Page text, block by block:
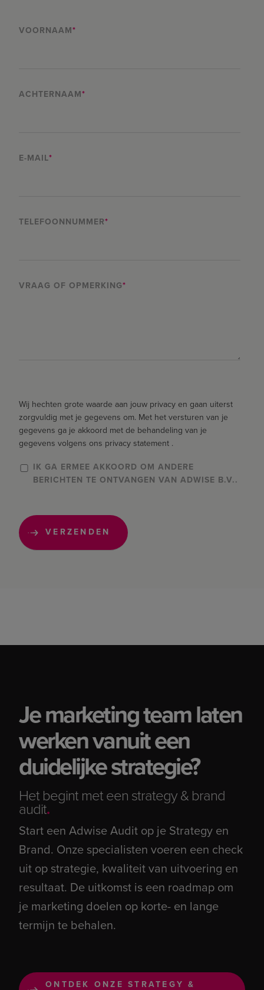
VOORNAAM*
ACHTERNAAM*
E-MAIL*
TELEFOONNUMMER*
VRAAG OF OPMERKING*
Wij hechten grote waarde aan jouw privacy en gaan uiterst
zorgvuldig met je gegevens om. Met het versturen van je
gegevens ga je akkoord met de behandeling van je
gegevens volgens ons privacy statement .
IK GA ERMEE AKKOORD OM ANDERE
BERICHTEN TE ONTVANGEN VAN ADWISE B.V..
Je marketing team laten
werken vanuit een
duidelijke strategie?
Het begint met een strategy & brand
audit.
Start een Adwise Audit op je Strategy en
Brand. Onze specialisten voeren een check
uit op strategie, kwaliteit van uitvoering en
resultaat. De uitkomst is een roadmap om
je marketing doelen op korte- en lange
termijn te behalen.